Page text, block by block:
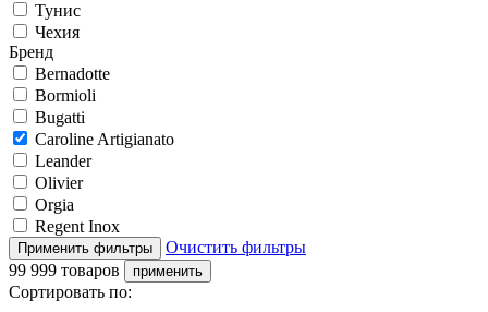
Тунис
Чехия
Бренд
Bernadotte
Bormioli
Bugatti
Caroline Artigianato
Leander
Olivier
Orgia
Regent Inox
Очистить фильтры
99 999 товаров
Сортировать по: